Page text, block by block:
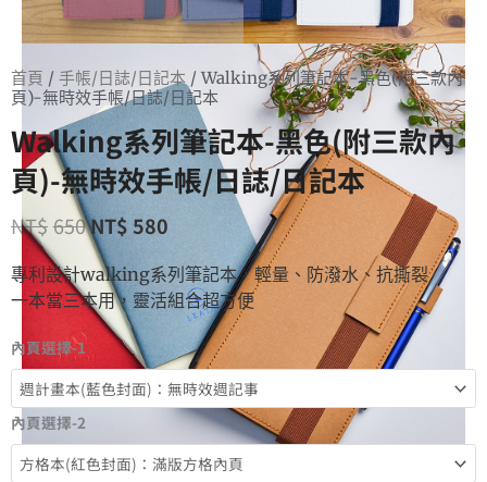
首頁 / 手帳/日誌/日記本 / Walking系列筆記本-黑色(附三款內
頁)-無時效手帳/日誌/日記本
Walking系列筆記本-黑色(附三款內
頁)-無時效手帳/日誌/日記本
NT$650NT$580
專利設計walking系列筆記本，輕量、防潑水、抗撕裂
一本當三本用，靈活組合超方便
內頁選擇-1
內頁選擇-2